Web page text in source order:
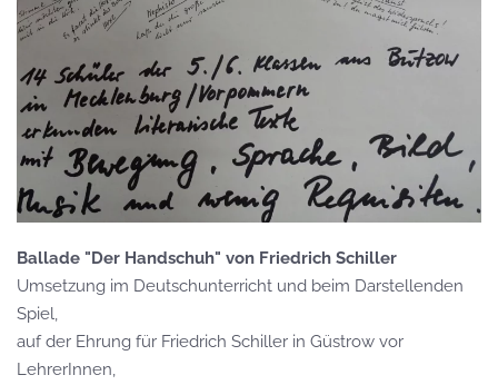
Ballade "Der Handschuh" von Friedrich Schiller
Umsetzung im Deutschunterricht und beim Darstellenden
Spiel,
auf der Ehrung für Friedrich Schiller in Güstrow vor
LehrerInnen,